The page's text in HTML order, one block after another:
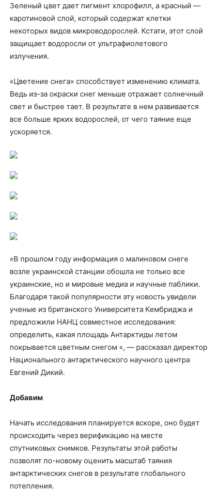
Зеленый цвет дает пигмент хлорофилл, а красный —
каротиновой слой, который содержат клетки
некоторых видов микроводорослей. Кстати, этот слой
защищает водоросли от ультрафиолетового
излучения.
«Цветение снега» способствует изменению климата.
Ведь из-за окраски снег меньше отражает солнечный
свет и быстрее тает. В результате в нем развивается
все больше ярких водорослей, от чего таяние еще
ускоряется.
«В прошлом году информация о малиновом снеге
возле украинской станции обошла не только все
украинские, но и мировые медиа и научные паблики.
Благодаря такой популярности эту новость увидели
ученые из британского Университета Кембриджа и
предложили НАНЦ совместное исследования:
определить, какая площадь Антарктиды летом
покрывается цветным снегом «, — рассказал директор
Национального антарктического научного центра
Евгений Дикий.
Добавим
Начать исследования планируется вскоре, оно будет
происходить через верификацию на месте
спутниковых снимков. Результаты этой работы
позволят по-новому оценить масштаб таяния
антарктических снегов в результате глобального
потепления.